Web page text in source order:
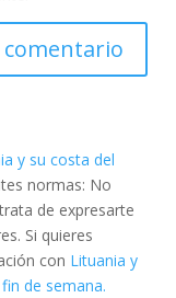
y su costa del
normas: No
de expresarte
Si quieres
con Lituania y
de semana.